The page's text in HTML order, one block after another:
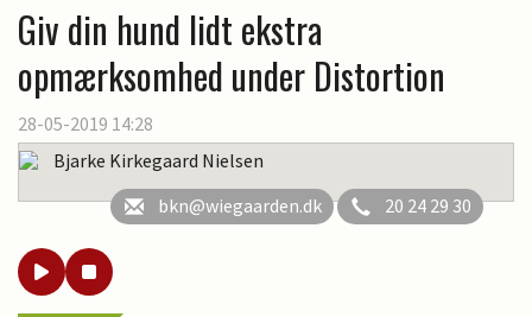
Giv din hund lidt ekstra
opmærksomhed under Distortion
28-05-2019 14:28
Bjarke Kirkegaard Nielsen
bkn@wiegaarden.dk
20 24 29 30